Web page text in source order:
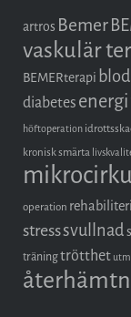
artros Bemer
vaskulär
BEMERterapi
diabetesenergi
höftoperation
kronisk smärta
operation
stresssvullnad
träningtrötthet